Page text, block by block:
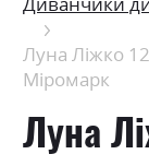
Луна Ліжко
Міромарк
Луна